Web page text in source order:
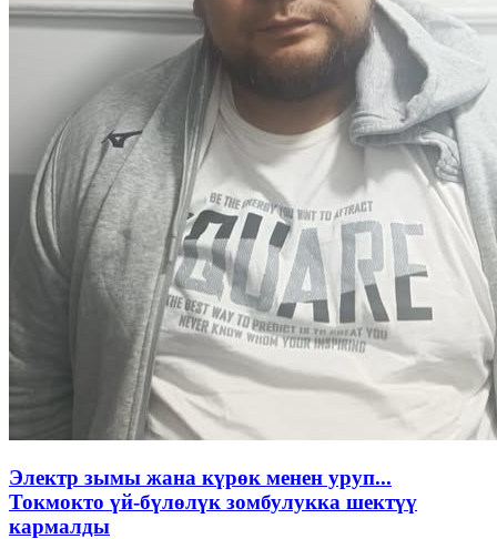
Электр зымы жана күрөк менен уруп...
Токмокто үй-бүлөлүк зомбулукка шектүү
кармалды